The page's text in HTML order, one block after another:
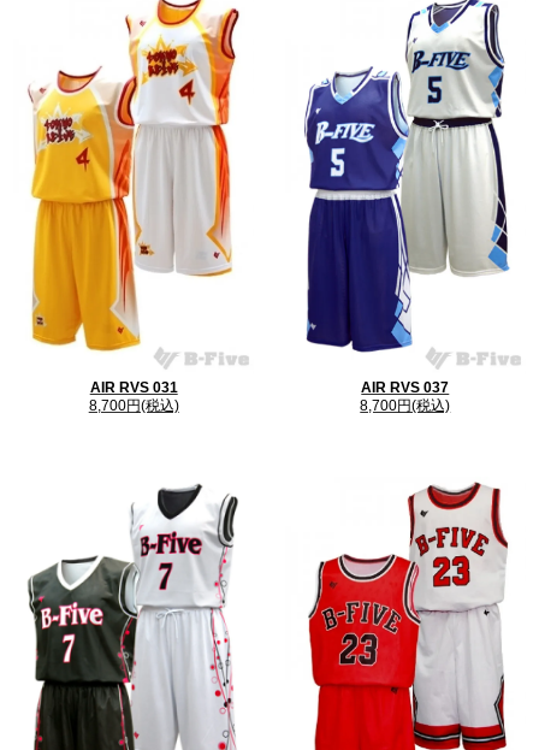
AIR RVS 031
8,700円(税込)
AIR RVS 037
8,700円(税込)